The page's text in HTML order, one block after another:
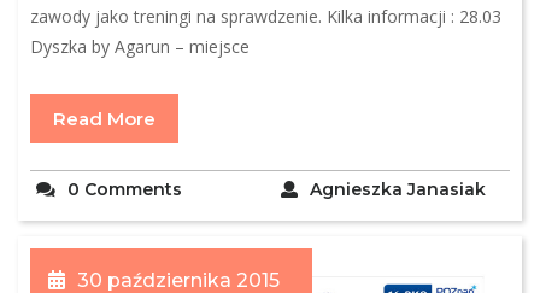
zawody jako treningi na sprawdzenie. Kilka informacji : 28.03
Dyszka by Agarun – miejsce
Read More
Agnieszka Janasiak
0 Comments
30 października 2015